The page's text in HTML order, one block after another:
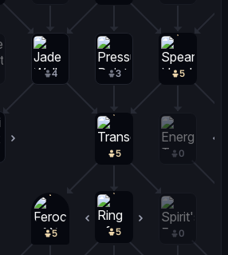
5 5
5
5
4 3
0
0